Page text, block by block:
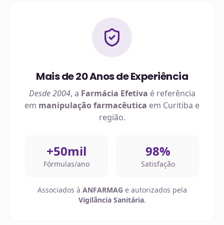
Mais de 20 Anos de Experiência
Desde 2004, a Farmácia Efetiva é referência
em manipulação farmacêutica em Curitiba e
região.
+50mil
Fórmulas/ano
98%
Satisfação
Associados à ANFARMAG e autorizados pela
Vigilância Sanitária.